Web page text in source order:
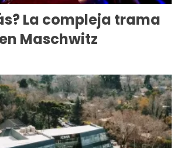
La compleja trama
Maschwitz